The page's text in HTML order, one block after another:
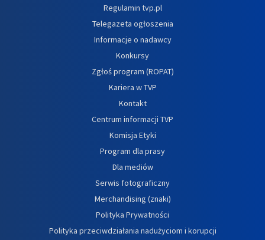
Regulamin tvp.pl
Telegazeta ogłoszenia
Informacje o nadawcy
Konkursy
Zgłoś program (ROPAT)
Kariera w TVP
Kontakt
Centrum informacji TVP
Komisja Etyki
Program dla prasy
Dla mediów
Serwis fotograficzny
Merchandising (znaki)
Polityka Prywatności
Polityka przeciwdziałania nadużyciom i korupcji